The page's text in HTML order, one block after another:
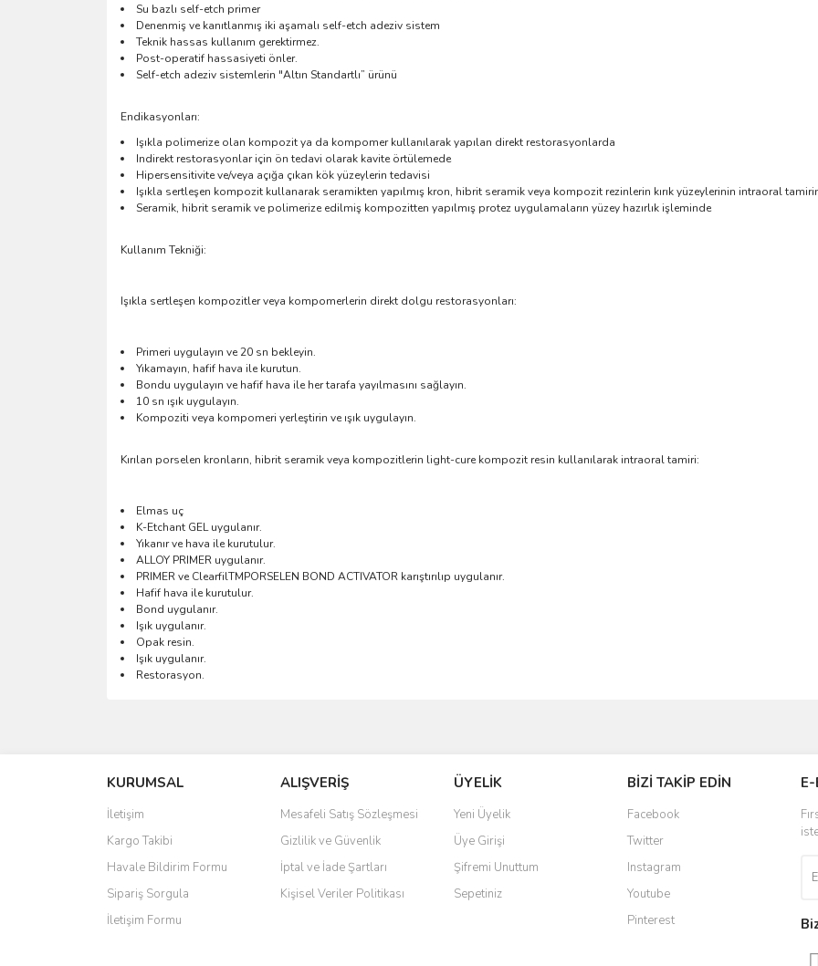
Su bazlı self-etch primer
Denenmiş ve kanıtlanmış iki aşamalı self-etch adeziv sistem
Teknik hassas kullanım gerektirmez.
Post-operatif hassasiyeti önler.
Self-etch adeziv sistemlerin "Altın Standartlı” ürünü
Endikasyonları:
Işıkla polimerize olan kompozit ya da kompomer kullanılarak yapılan direkt restorasyonlarda
Indirekt restorasyonlar için ön tedavi olarak kavite örtülemede
Hipersensitivite ve/veya açığa çıkan kök yüzeylerin tedavisi
Işıkla sertleşen kompozit kullanarak seramikten yapılmış kron, hibrit seramik veya kompozit rezinlerin kırık yüzeylerinin intraoral
Seramik, hibrit seramik ve polimerize edilmiş kompozitten yapılmış protez uygulamaların yüzey hazırlık işleminde
Kullanım Tekniği:
Işıkla sertleşen kompozitler veya kompomerlerin direkt dolgu restorasyonları:
Primeri uygulayın ve 20 sn bekleyin.
Yıkamayın, hafif hava ile kurutun.
Bondu uygulayın ve hafif hava ile her tarafa yayılmasını sağlayın.
10 sn ışık uygulayın.
Kompoziti veya kompomeri yerleştirin ve ışık uygulayın.
Kırılan porselen kronların, hibrit seramik veya kompozitlerin light-cure kompozit resin kullanılarak intraoral tamiri:
Elmas uç
K-Etchant GEL uygulanır.
Yıkanır ve hava ile kurutulur.
ALLOY PRIMER uygulanır.
PRIMER ve ClearfilTMPORSELEN BOND ACTIVATOR karıştırılıp uygulanır.
Hafif hava ile kurutulur.
Bond uygulanır.
Işık uygulanır.
Opak resin.
Işık uygulanır.
Restorasyon.
Ürün resmi kalitesiz, bozuk veya görüntülenemiyor.
Ürün açıklamasında eksik bilgiler bulunuyor.
Ürün bilgilerinde hatalar bulunuyor.
Ürün fiyatı diğer sitelerden daha pahalı.
Bu ürüne benzer farklı alternatifler olmalı.
KURUMSAL
İletişim
Kargo Takibi
Havale Bildirim Formu
Sipariş Sorgula
İletişim Formu
ALIŞVERİŞ
Mesafeli Satış Sözleşmesi
Gizlilik ve Güvenlik
İptal ve İade Şartları
Kişisel Veriler Politikası
ÜYELİK
Yeni Üyelik
Üye Girişi
Şifremi Unuttum
Sepetiniz
BİZİ TAKİP EDİN
Facebook
Twitter
Instagram
Youtube
Pinterest